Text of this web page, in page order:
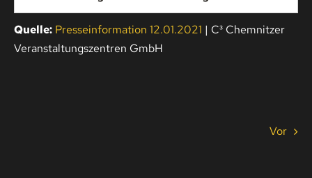
Quelle: Presseinformation 12.01.2021 | C³ Chemnitzer
Veranstaltungszentren GmbH
Vor